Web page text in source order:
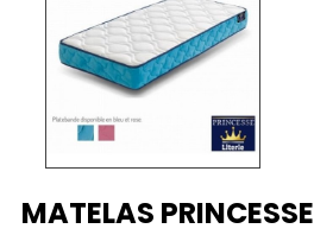
MATELAS PRINCESSE